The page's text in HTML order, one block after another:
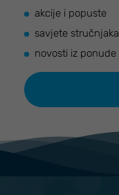
akcije i popuste
savjete stručnjaka
novosti iz ponude